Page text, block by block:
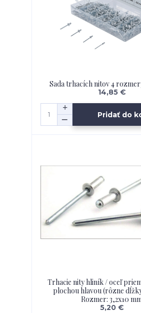
Sada trhacích nitov 4
14,85 €
Pridať do
Trhacie nity hliník / oceľ
plochou hlavou (rôzne
Rozmer: 3,2x10
5,20 €